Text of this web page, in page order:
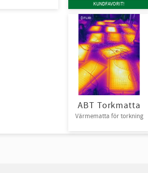
KUNDFAVORIT!
ABT Torkmatta
Värmematta för torkning